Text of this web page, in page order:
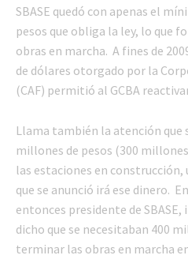
SBASE quedó con apenas el
pesos que obliga la ley, lo que
obras en marcha. A fines de
de dólares otorgado por la
(CAF) permitió al GCBA
Llama también la atención que
millones de pesos (300
las estaciones en construcción,
que se anunció irá ese dinero.
entonces presidente de
dicho que se necesitaban 400
terminar las obras en marcha